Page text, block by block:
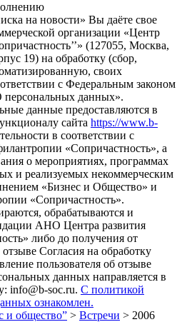
на новости» Вы даёте свое
организации «Центр
(127055, Москва,
19) на обработку (сбор,
своих
с Федеральным законом
данных».
данные предоставляются в
сайта https://www.b-
в соответствии с
«Сопричастность», а
о мероприятиях, программах
и реализуемых некоммерческим
«Бизнес и Общество» и
«Сопричастность».
обрабатываются и
АНО Центра развития
либо до получения от
Согласия на обработку
пользователя об отзыве
данных направляется в
info@b-soc.ru. С политикой
ознакомлен.
и общество” > Встречи > 2006